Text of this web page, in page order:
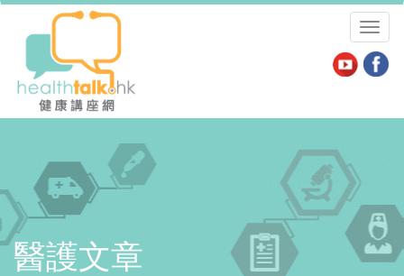
醫護文章